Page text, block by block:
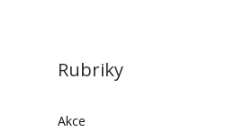
Rubriky
Akce